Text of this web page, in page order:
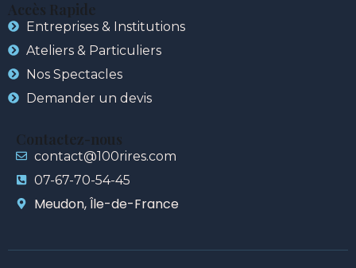
Accès Rapide
Entreprises & Institutions
Ateliers & Particuliers
Nos Spectacles
Demander un devis
Contactez-nous
contact@100rires.com
07-67-70-54-45
Meudon, Île-de-France